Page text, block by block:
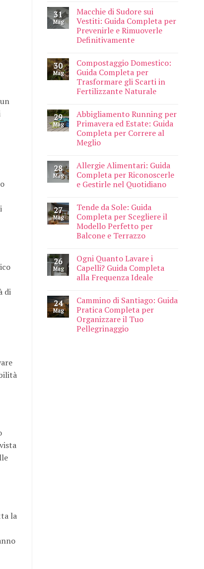
di
la
31
Mag
Macchie di Sudore sui
Vestiti: Guida Completa per
Prevenirle e Rimuoverle
Definitivamente
30
Mag
Compostaggio Domestico:
Guida Completa per
Trasformare gli Scarti in
Fertilizzante Naturale
29
Mag
Abbigliamento Running per
Primavera ed Estate: Guida
Completa per Correre al
Meglio
28
Mag
Allergie Alimentari: Guida
Completa per Riconoscerle
e Gestirle nel Quotidiano
27
Mag
Tende da Sole: Guida
Completa per Scegliere il
Modello Perfetto per
Balcone e Terrazzo
26
Mag
Ogni Quanto Lavare i
Capelli? Guida Completa
alla Frequenza Ideale
24
Mag
Cammino di Santiago: Guida
Pratica Completa per
Organizzare il Tuo
Pellegrinaggio